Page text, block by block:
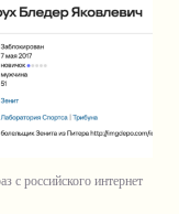
российского интернет